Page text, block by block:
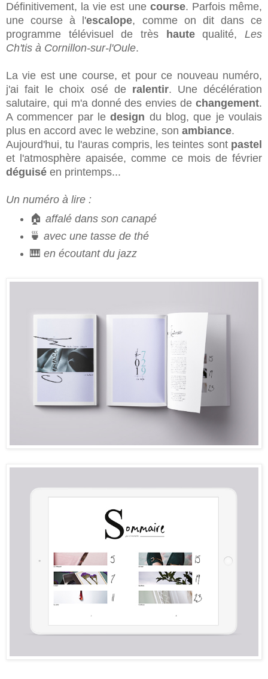
Définitivement, la vie est une course. Parfois même,
une course à l'escalope, comme on dit dans ce
programme télévisuel de très
hautequalité,Les
Ch'tis à Cornillon-sur-l'Oule.
La vie est une course, et pour ce nouveau numéro,
j'ai fait le choix osé de ralentir. Une décélération
salutaire, qui m'a donné des envies de changement.
A commencer par ledesign du blog, que je voulais
plus en accord avec le webzine, son ambiance.
Aujourd'hui, tu l'auras compris, les teintes sont pastel
et l'atmosphère apaisée, comme ce mois de février
déguisé en printemps...
Un numéro à lire :
🏠 affalé dans son canapé
🍵 avec une tasse de thé
🎹 en écoutant du jazz